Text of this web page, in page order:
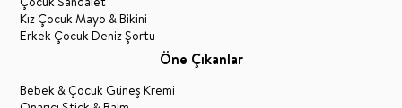
Kız Çocuk Mayo & Bikini
Erkek Çocuk Deniz Şortu
Öne Çıkanlar
Bebek & Çocuk Güneş Kremi